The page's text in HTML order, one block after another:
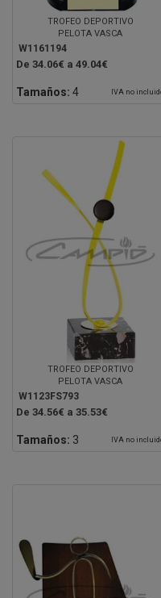
TROFEO DEPORTIVO
PELOTA VASCA
W1161194
De 34.06€ a 49.04€
Tamaños: 4 IVA no
TROFEO DEPORTIVO
PELOTA VASCA
W1123FS793
De 34.56€ a 35.53€
Tamaños: 3 IVA no